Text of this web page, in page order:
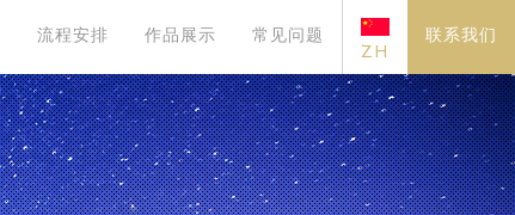
流程安排 作品展示
常见问题
ZH
联系我们